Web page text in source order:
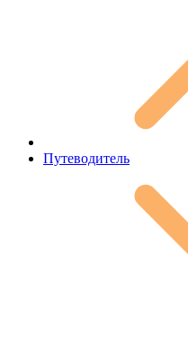
Путеводитель